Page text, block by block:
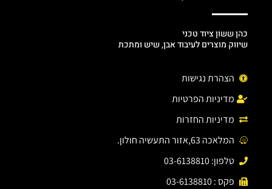
כהן ששון ציוד טכני
שיווק מוצרים לעיבוד אבן, שיש ומתכת
הצהרת נגישות
מדיניות הפרטיות
מדיניות החזרות
המלאכה 63,אזור התעשיה חולון.
טלפון: 03-6138810
פקס : 03-6138810